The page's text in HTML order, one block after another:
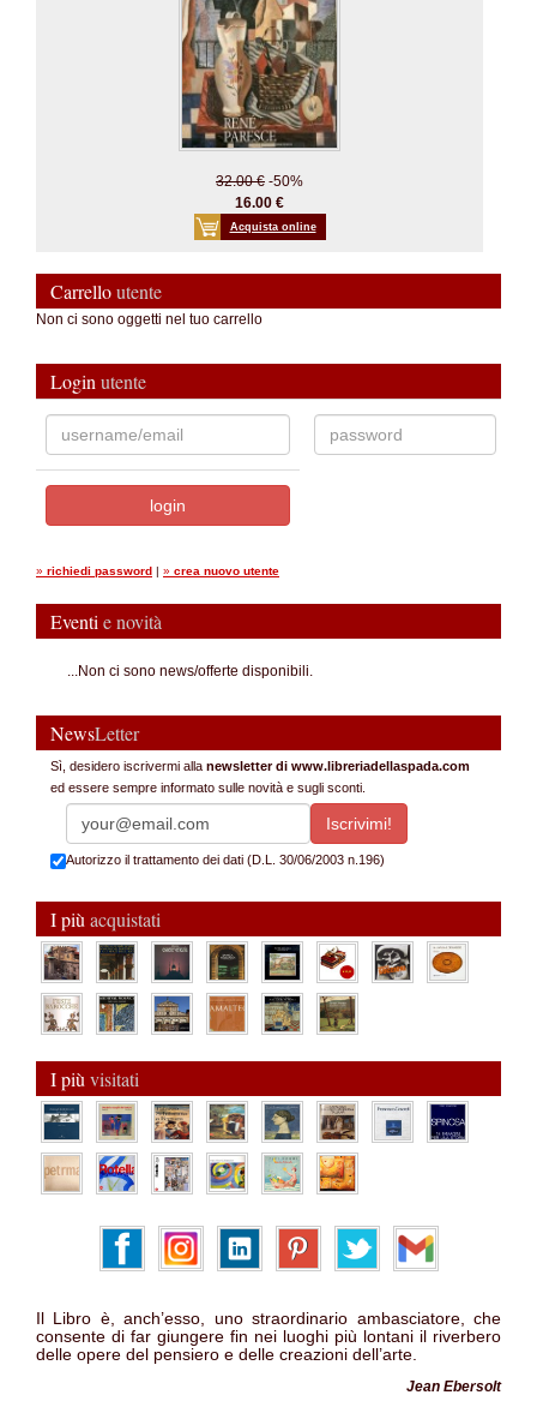
32.00 € -50%
16.00 €
Acquista online
Carrelloutente
Non ci sono oggetti nel tuo carrello
Login utente
» richiedi password | » crea nuovo utente
Eventi e novità
...Non ci sono news/offerte disponibili.
NewsLetter
Sì, desidero iscrivermi alla newsletter di www.libreriadellaspada.com
ed essere sempre informato sulle novità e sugli sconti.
Autorizzo il trattamento dei dati (D.L. 30/06/2003 n.196)
I più acquistati
I più visitati
Il Libro è, anch’esso, uno straordinario ambasciatore, che
consente di far giungere fin nei luoghi più lontani il riverbero
delle opere del pensiero e delle creazioni dell’arte.
Jean Ebersolt